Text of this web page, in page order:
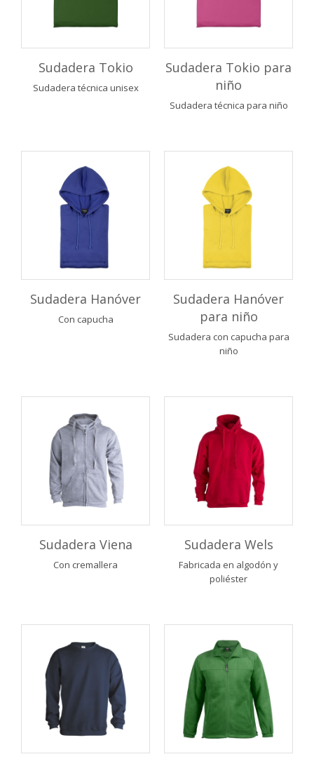
Sudadera Tokio
Sudadera técnica unisex
Sudadera Tokio para
niño
Sudadera técnica para niño
Sudadera Hanóver
Con capucha
Sudadera Hanóver
para niño
Sudadera con capucha para
niño
Sudadera Viena
Con cremallera
Sudadera Wels
Fabricada en algodón y
poliéster